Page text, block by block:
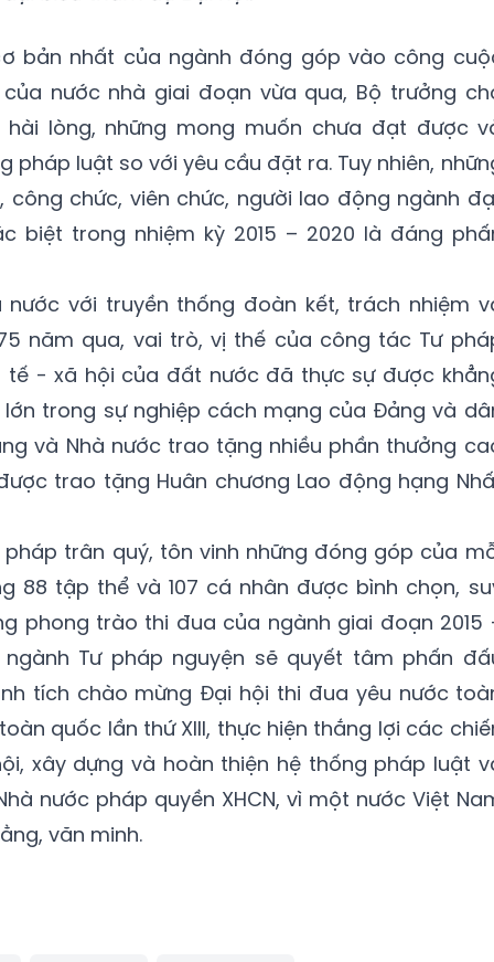
bản nhất của ngành đóng góp vào công
nước nhà giai đoạn vừa qua, Bộ trưởng
lòng, những mong muốn chưa đạt được
pháp luật so với yêu cầu đặt ra. Tuy nhiên,
chức, viên chức, người lao động ngành
biệt trong nhiệm kỳ 2015 – 2020 là đáng
với truyền thống đoàn kết, trách nhiệm
năm qua, vai trò, vị thế của công tác Tư
tế - xã hội của đất nước đã thực sự được
trong sự nghiệp cách mạng của Đảng và
và Nhà nước trao tặng nhiều phần thưởng
trao tặng Huân chương Lao động hạng
pháp trân quý, tôn vinh những đóng góp của
88 tập thể và 107 cá nhân được bình chọn,
phong trào thi đua của ngành giai đoạn 2015
Tư pháp nguyện sẽ quyết tâm phấn
tích chào mừng Đại hội thi đua yêu nước
quốc lần thứ XIII, thực hiện thắng lợi các
xây dựng và hoàn thiện hệ thống pháp luật
nước pháp quyền XHCN, vì một nước Việt
văn minh.